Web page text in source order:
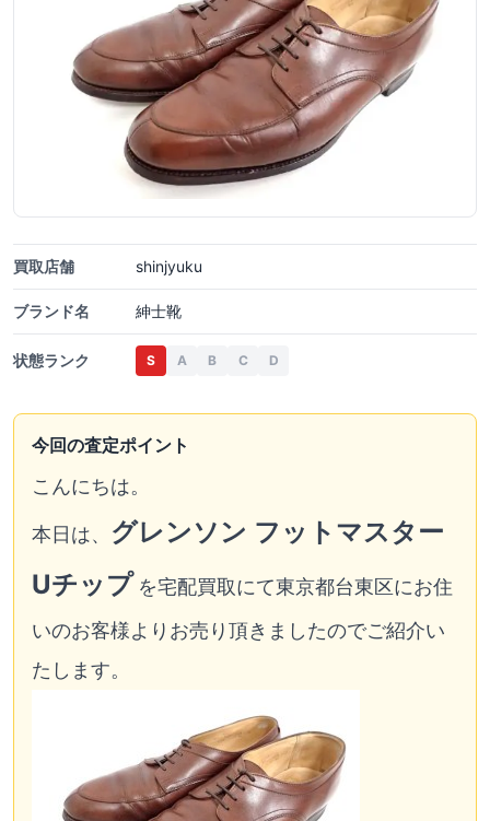
買取店舗 shinjyuku
ブランド名 紳士靴
状態ランク S A B C D
今回の査定ポイント
こんにちは。
本日は、 グレンソン フットマスター
Uチップ を宅配買取にて東京都台東区にお住
いのお客様よりお売り頂きましたのでご紹介い
たします。